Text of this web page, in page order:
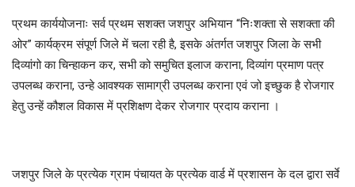
प्रथम कार्ययोजनाः सर्व प्रथम सशक्त जशपुर अभियान “निःशक्ता से सशक्ता की
ओर” कार्यक्रम संपूर्ण जिले में चला रही है, इसके अंतर्गत जशपुर जिला के सभी
दिव्यांगो का चिन्हाकन कर, सभी को समुचित इलाज कराना, दिव्यांग प्रमाण पत्र
उपलब्ध कराना, उन्हे आवश्यक सामाग्री उपलब्ध कराना एवं जो इच्छुक है रोजगार
हेतु उन्हें कौशल विकास में प्रशिक्षण देकर रोजगार प्रदाय कराना ।
जशपुर जिले के प्रत्येक ग्राम पंचायत के प्रत्येक वार्ड में प्रशासन के दल द्वारा सर्वे